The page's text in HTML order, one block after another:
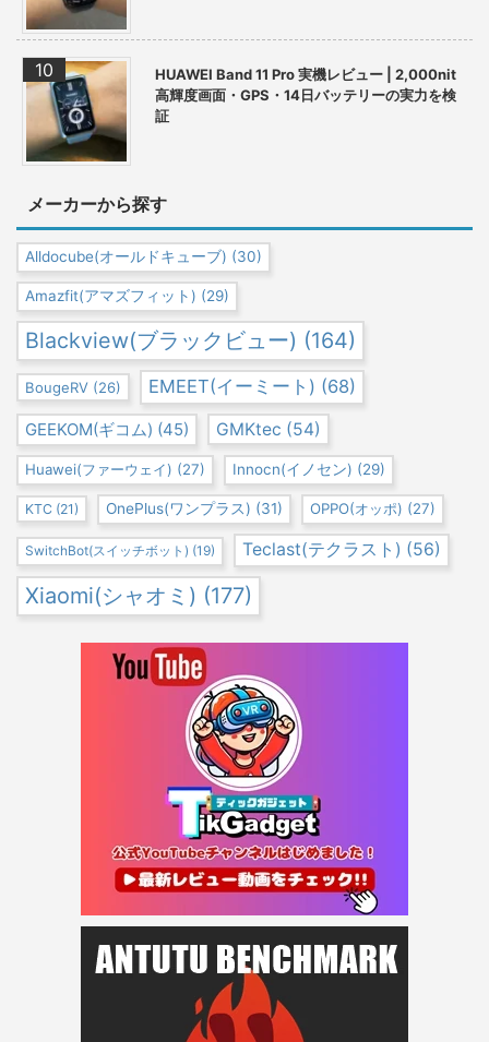
HUAWEI Band 11 Pro 実機レビュー | 2,000nit
高輝度画面・GPS・14日バッテリーの実力を検
証
メーカーから探す
Alldocube(オールドキューブ) (30)
Amazfit(アマズフィット) (29)
Blackview(ブラックビュー) (164)
BougeRV (26) EMEET(イーミート) (68)
GEEKOM(ギコム) (45) GMKtec (54)
Huawei(ファーウェイ) (27) Innocn(イノセン) (29)
KTC (21) OnePlus(ワンプラス) (31) OPPO(オッポ) (27)
SwitchBot(スイッチボット) (19) Teclast(テクラスト) (56)
Xiaomi(シャオミ) (177)